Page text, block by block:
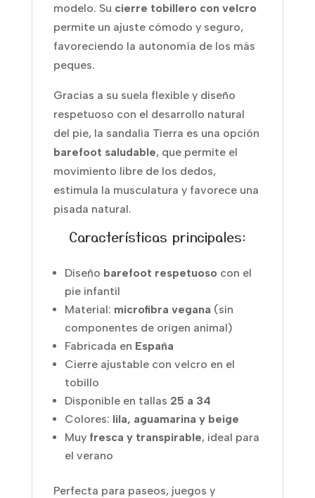
modelo. Su cierre tobillero con velcro
permite un ajuste cómodo y seguro,
favoreciendo la autonomía de los más
peques.
Gracias a su suela flexible y diseño
respetuoso con el desarrollo natural
del pie, la sandalia Tierra es una opción
barefoot saludable, que permite el
movimiento libre de los dedos,
estimula la musculatura y favorece una
pisada natural.
Características principales:
Diseño barefoot respetuoso con el
pie infantil
Material: microfibra vegana (sin
componentes de origen animal)
Fabricada en España
Cierre ajustable con velcro en el
tobillo
Disponible en tallas 25 a 34
Colores: lila, aguamarina y beige
Muy fresca y transpirable, ideal para
el verano
Perfecta para paseos, juegos y